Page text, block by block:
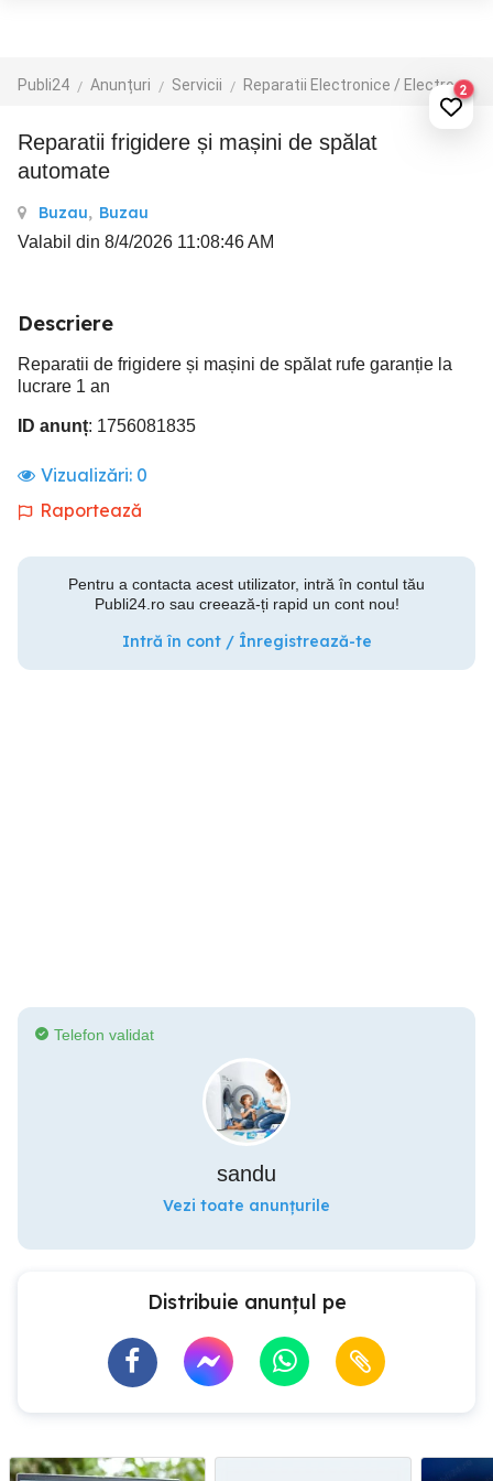
Publi24 Anunțuri Servicii Reparatii Electronice / Electrocasnice / PC2
Reparatii frigidere și mașini de spălat
automate
Buzau, Buzau
Valabil din 8/4/2026 11:08:46 AM
Descriere
Reparatii de frigidere și mașini de spălat rufe garanție la
lucrare 1 an
ID anunț: 1756081835
Vizualizări: 0
Raportează
Pentru a contacta acest utilizator, intră în contul tău
Publi24.ro sau creează-ți rapid un cont nou!
Intră în cont / Înregistrează-te
Telefon validat
sandu
Vezi toate anunțurile
Distribuie anunțul pe